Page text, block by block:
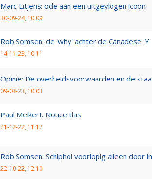
Marc Litjens: ode aan een uitgevlogen icoon
30-09-24, 10:09
Rob Somsen: de 'why' achter de Canadese 'Y'
14-11-23, 10:11
Opinie: De overheidsvoorwaarden en de
09-03-23, 10:03
Paul Melkert: Notice this
21-12-22, 11:12
Rob Somsen: Schiphol voorlopig alleen door
22-10-22, 12:10